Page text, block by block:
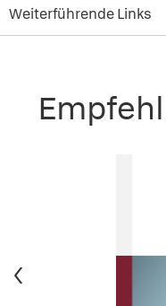
Weiterführende Links